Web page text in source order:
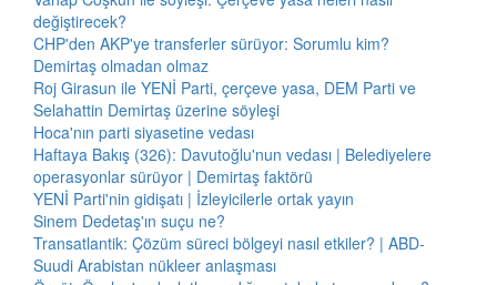
değiştirecek?
CHP'den AKP'ye transferler sürüyor: Sorumlu kim?
Demirtaş olmadan olmaz
Roj Girasun ile YENİ Parti, çerçeve yasa, DEM Parti ve
Selahattin Demirtaş üzerine söyleşi
Hoca'nın parti siyasetine vedası
Haftaya Bakış (326): Davutoğlu'nun vedası | Belediyelere
operasyonlar sürüyor | Demirtaş faktörü
YENİ Parti'nin gidişatı | İzleyicilerle ortak yayın
Sinem Dedetaş'ın suçu ne?
Transatlantik: Çözüm süreci bölgeyi nasıl etkiler? | ABD-
Suudi Arabistan nükleer anlaşması